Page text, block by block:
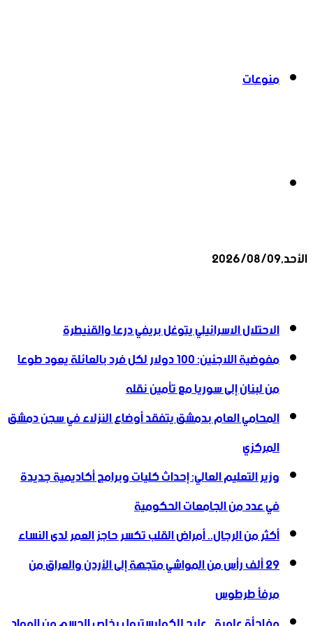
منوعات
الأحد,2026/08/09
الاحتلال الاسرائيلي يتوغل بريفي درعا والقنيطرة
مفوضية اللاجئين: 100 دولار لكل فرد بالعائلة يعود طوعا
من لبنان إلى سوريا مع تأمين نقله
المحامي العام بدمشق يتفقد أوضاع النزلاء في سجن دمشق
المركزي
وزير التعليم العالي: إحداث كليات وبرامج أكاديمية جديدة
في عدد من الجامعات الحكومية
أكثر من الرجال.. أمراض القلب تكسر حاجز العمر لدى النساء
29 ألف رأس من المواشي متجهة إلى الأردن ‏والعراق من
مرفأ طرطوس